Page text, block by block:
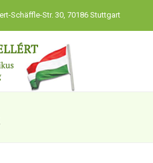
Schäffle-Str. 30, 70186 Stuttgart